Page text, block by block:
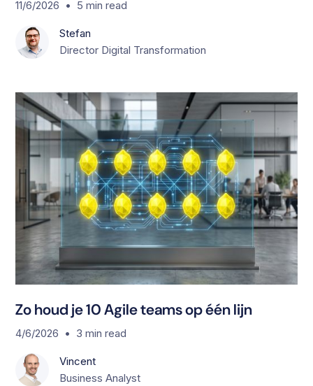
11/6/2026 • 5 min read
Stefan
Director Digital Transformation
Zo houd je 10 Agile teams op één lijn
4/6/2026 • 3 min read
Vincent
Business Analyst